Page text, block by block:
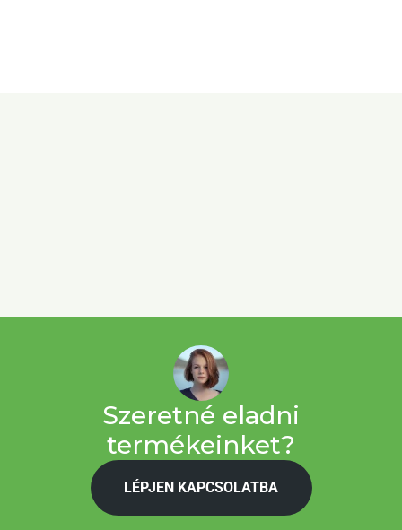
Szeretné eladni
termékeinket?
LÉPJEN KAPCSOLATBA